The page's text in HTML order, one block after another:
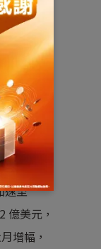
台灣
表現尤
，金額達
速至
億美元，
增幅，